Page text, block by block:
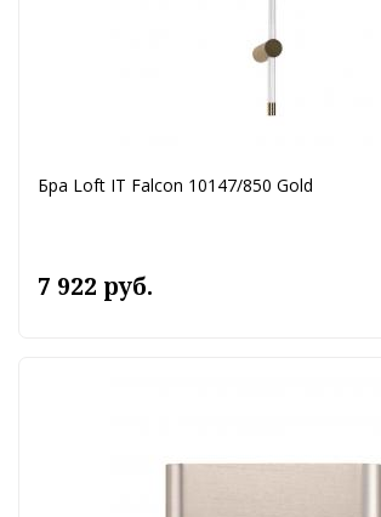
Бра Loft IT Falcon 10147/850 Gold
7 922 руб.